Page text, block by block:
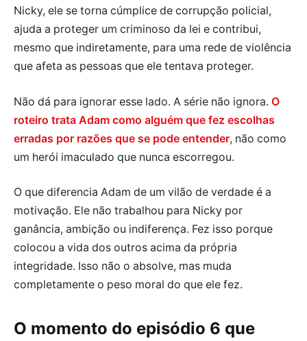
Nicky, ele se torna cúmplice de corrupção policial,
ajuda a proteger um criminoso da lei e contribui,
mesmo que indiretamente, para uma rede de violência
que afeta as pessoas que ele tentava proteger.
Não dá para ignorar esse lado. A série não ignora. O
roteiro trata Adam como alguém que fez escolhas
erradas por razões que se pode entender, não como
um herói imaculado que nunca escorregou.
O que diferencia Adam de um vilão de verdade é a
motivação. Ele não trabalhou para Nicky por
ganância, ambição ou indiferença. Fez isso porque
colocou a vida dos outros acima da própria
integridade. Isso não o absolve, mas muda
completamente o peso moral do que ele fez.
O momento do episódio 6 que